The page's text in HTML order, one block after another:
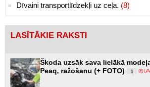
Dīvaini transportlīdzekļi uz ceļa. (8)
LASĪTĀKIE RAKSTI
Škoda uzsāk sava lielākā
Peaq, ražošanu (+ FOTO)
1